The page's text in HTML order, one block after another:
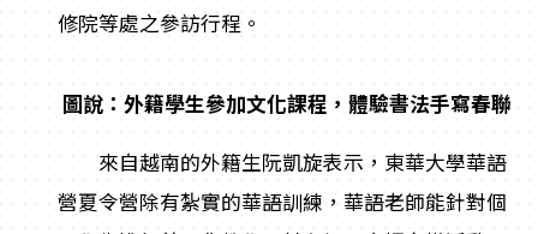
修院等處之參訪行程。
圖說：外籍學生參加文化課程，體驗書法手寫春聯
來自越南的外籍生阮凱旋表示，東華大學華語
營夏令營除有紮實的華語訓練，華語老師能針對個